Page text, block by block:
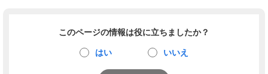
このページの情報は役に立ちましたか？
はい いいえ